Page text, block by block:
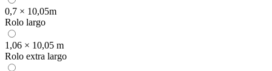
0,7 × 10,05m
Rolo largo
1,06 × 10,05 m
Rolo extra largo